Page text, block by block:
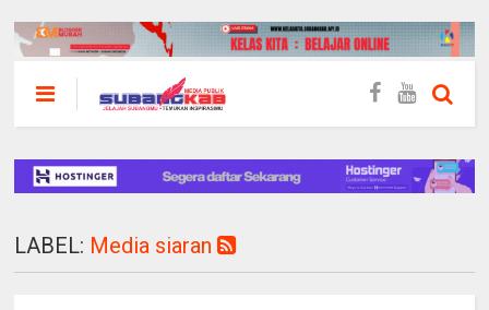
LABEL: Media siaran